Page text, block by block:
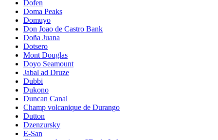
Dofen
Doma Peaks
Domuyo
Don Joao de Castro Bank
Doña Juana
Dotsero
Mont Douglas
Doyo Seamount
Jabal ad Druze
Dubbi
Dukono
Duncan Canal
Champ volcanique de Durango
Dutton
Dzenzursky
E-San